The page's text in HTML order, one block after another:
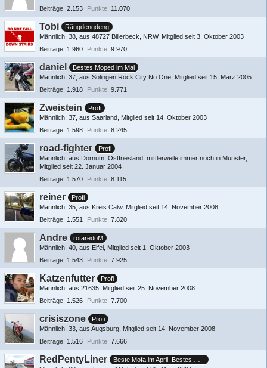
Beiträge 2.153 Punkte 11.070
Tobi
Rängdengdeng
Männlich 38 aus 48727 Billerbeck, NRW Mitglied seit 3. Oktober 2003
Beiträge 1.960 Punkte 9.970
daniel
Bestes Moped im Mai
Männlich 37 aus Solingen Rock City No One Mitglied seit 15. März 2005
Beiträge 1.918 Punkte 9.771
Zweistein
Profi
Männlich 37 aus Saarland Mitglied seit 14. Oktober 2003
Beiträge 1.598 Punkte 8.245
road-fighter
Profi
Männlich aus Dornum, Ostfriesland; mittlerweile immer noch in Münster
Mitglied seit 22. Januar 2004
Beiträge 1.570 Punkte 8.115
reiner
Profi
Männlich 35 aus Kreis Calw Mitglied seit 14. November 2008
Beiträge 1.551 Punkte 7.820
Andre
rotaredoM
Männlich 40 aus Eifel Mitglied seit 1. Oktober 2003
Beiträge 1.543 Punkte 7.925
Katzenfutter
Profi
Männlich aus 21635 Mitglied seit 25. November 2008
Beiträge 1.526 Punkte 7.700
crisiszone
Profi
Männlich 33 aus Augsburg Mitglied seit 14. November 2008
Beiträge 1.516 Punkte 7.666
RedPentyLiner